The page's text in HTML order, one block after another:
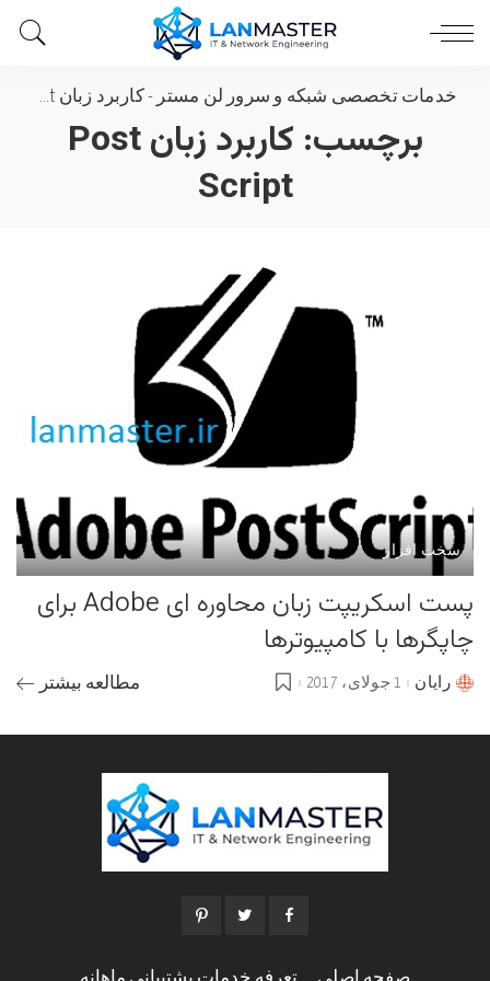
خدمات تخصصی شبکه و سرور لن مستر - کاربرد زبان Post Script
برچسب:
کاربرد زبان Post
Script
سخت افزار
پست‌ اسکریپت زبان محاوره ای Adobe برای
چاپگرها با کامپیوترها
Postedرایان 1 جولای، 2017 مطالعه بیشتر